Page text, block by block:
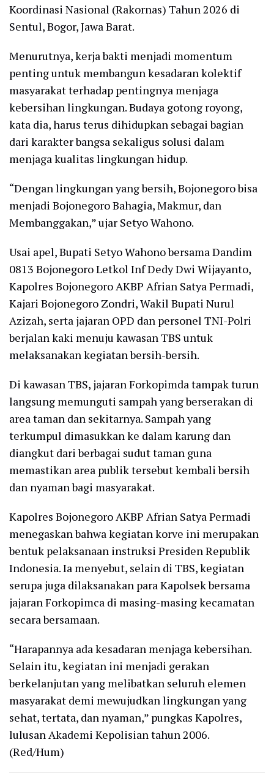
Koordinasi Nasional (Rakornas) Tahun 2026 di
Sentul, Bogor, Jawa Barat.
Menurutnya, kerja bakti menjadi momentum
penting untuk membangun kesadaran kolektif
masyarakat terhadap pentingnya menjaga
kebersihan lingkungan. Budaya gotong royong,
kata dia, harus terus dihidupkan sebagai bagian
dari karakter bangsa sekaligus solusi dalam
menjaga kualitas lingkungan hidup.
“Dengan lingkungan yang bersih, Bojonegoro bisa
menjadi Bojonegoro Bahagia, Makmur, dan
Membanggakan,” ujar Setyo Wahono.
Usai apel, Bupati Setyo Wahono bersama Dandim
0813 Bojonegoro Letkol Inf Dedy Dwi Wijayanto,
Kapolres Bojonegoro AKBP Afrian Satya Permadi,
Kajari Bojonegoro Zondri, Wakil Bupati Nurul
Azizah, serta jajaran OPD dan personel TNI-Polri
berjalan kaki menuju kawasan TBS untuk
melaksanakan kegiatan bersih-bersih.
Di kawasan TBS, jajaran Forkopimda tampak turun
langsung memunguti sampah yang berserakan di
area taman dan sekitarnya. Sampah yang
terkumpul dimasukkan ke dalam karung dan
diangkut dari berbagai sudut taman guna
memastikan area publik tersebut kembali bersih
dan nyaman bagi masyarakat.
Kapolres Bojonegoro AKBP Afrian Satya Permadi
menegaskan bahwa kegiatan korve ini merupakan
bentuk pelaksanaan instruksi Presiden Republik
Indonesia. Ia menyebut, selain di TBS, kegiatan
serupa juga dilaksanakan para Kapolsek bersama
jajaran Forkopimca di masing-masing kecamatan
secara bersamaan.
“Harapannya ada kesadaran menjaga kebersihan.
Selain itu, kegiatan ini menjadi gerakan
berkelanjutan yang melibatkan seluruh elemen
masyarakat demi mewujudkan lingkungan yang
sehat, tertata, dan nyaman,” pungkas Kapolres,
lulusan Akademi Kepolisian tahun 2006.
(Red/Hum)